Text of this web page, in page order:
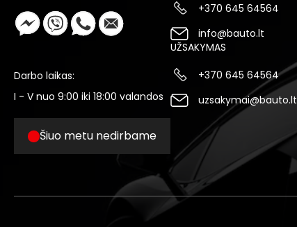
Darbo laikas:
I - V nuo 9:00 iki 18:00 valandos
Šiuo metu nedirbame
+370 645 64564
info@bauto.lt
UŽSAKYMAS
+370 645 64564
uzsakymai@bauto.lt